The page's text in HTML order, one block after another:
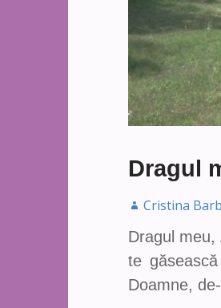
Dragul
Cristina
Dragul
te
Doamne,